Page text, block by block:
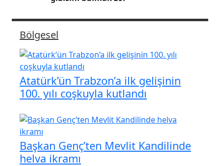
Bölgesel
Atatürk’ün Trabzon’a ilk gelişinin
100. yılı coşkuyla kutlandı
Başkan Genç’ten Mevlit Kandilinde
helva ikramı